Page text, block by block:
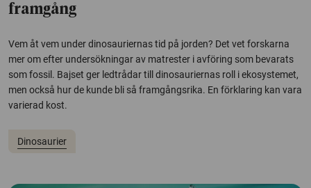
framgång
Vem åt vem under dinosauriernas tid på jorden? Det vet forskarna
mer om efter undersökningar av matrester i avföring som bevarats
som fossil. Bajset ger ledtrådar till dinosauriernas roll i ekosystemet,
men också hur de kunde bli så framgångsrika. En förklaring kan vara
varierad kost.
Dinosaurier